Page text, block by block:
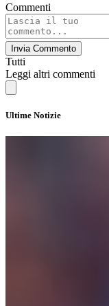
Commenti
Invia Commento
Tutti
Leggi altri commenti
Ultime Notizie